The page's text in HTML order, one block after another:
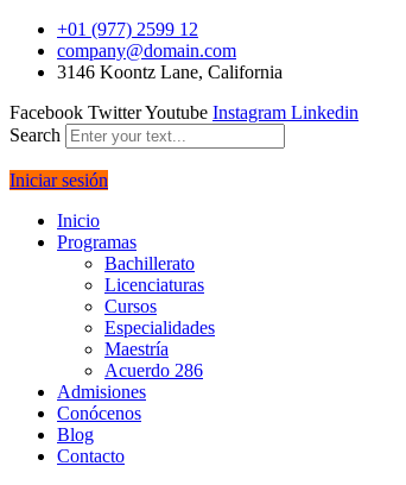
+01 (977) 2599 12
company@domain.com
3146 Koontz Lane, California
Facebook TwitterYoutube Instagram Linkedin
Search
Iniciar sesión
Inicio
Programas
Bachillerato
Licenciaturas
Cursos
Especialidades
Maestría
Acuerdo 286
Admisiones
Conócenos
Blog
Contacto